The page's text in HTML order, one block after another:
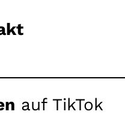
auf TikTok